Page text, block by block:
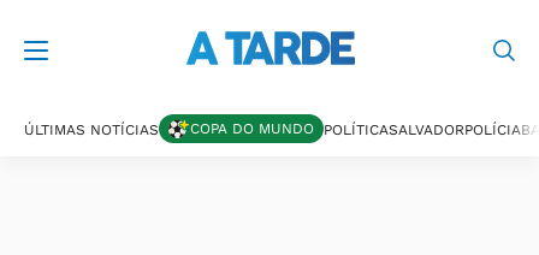
ÚLTIMAS NOTÍCIAS COPA DO MUNDO POLÍTICASALVADORPOLÍCIA